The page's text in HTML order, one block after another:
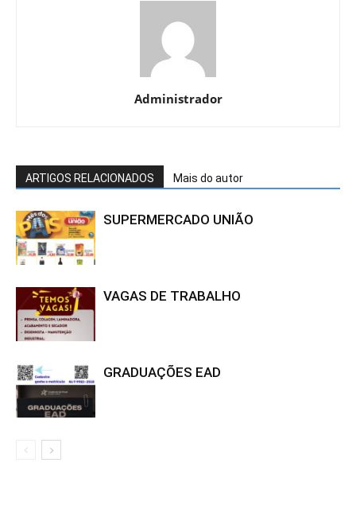
Administrador
ARTIGOS RELACIONADOS Mais do autor
SUPERMERCADO UNIÃO
VAGAS DE TRABALHO
GRADUAÇÕES EAD